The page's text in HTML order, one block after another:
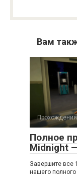
Вам
Прохождения
Полное
Midnight
Завершите все
нашего